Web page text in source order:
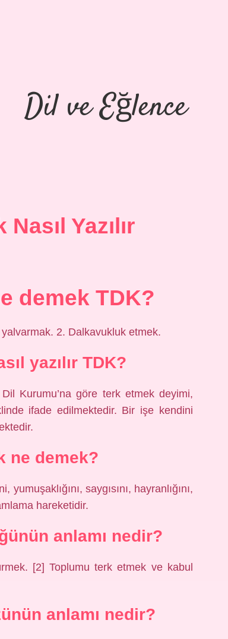
Dil ve Eğlence
Yazılır
demek TDK?
2. Dalkavukluk etmek.
yazılır TDK?
Kurumu’na göre terk etmek deyimi,
ifade edilmektedir. Bir işe kendini
ne demek?
saygısını, hayranlığını,
hareketidir.
anlamı nedir?
[2] Toplumu terk etmek ve kabul
anlamı nedir?